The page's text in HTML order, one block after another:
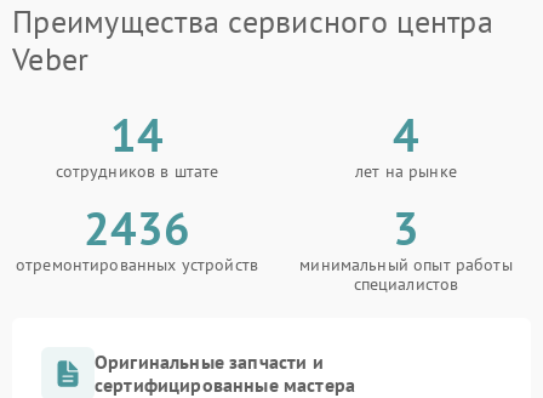
Преимущества сервисного центра
Veber
14
сотрудников в штате
4
лет на рынке
2436
отремонтированных устройств
3
минимальный опыт работы
специалистов
Оригинальные запчасти и
сертифицированные мастера